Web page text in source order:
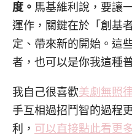
度。 馬基維利說，要讓
運作，關鍵在於「創基
定、帶來新的開始。這
者，也可以是你我這種
我自己很喜歡美劇無照
手互相過招鬥智的過程
利， 可以直接點此看更